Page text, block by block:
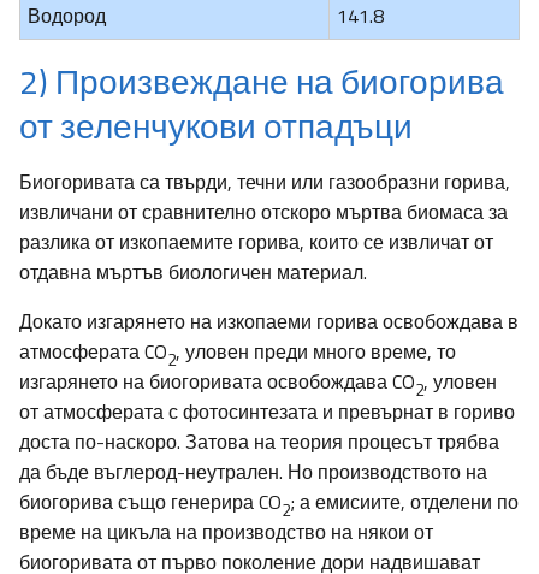
Водород
141.8
2) Произвеждане на биогорива
от зеленчукови отпадъци
Биогоривата са твърди, течни или газообразни горива,
извличани от сравнително отскоро мъртва биомаса за
разлика от изкопаемите горива, които се извличат от
отдавна мъртъв биологичен материал.
Докато изгарянето на изкопаеми горива освобождава в
атмосферата CO2, уловен преди много време, то
изгарянето на биогоривата освобождава CO2, уловен
от атмосферата с фотосинтезата и превърнат в гориво
доста по-наскоро. Затова на теория процесът трябва
да бъде въглерод-неутрален. Но производството на
биогорива също генерира CO2; а емисиите, отделени по
време на цикъла на производство на някои от
биогоривата от първо поколение дори надвишават